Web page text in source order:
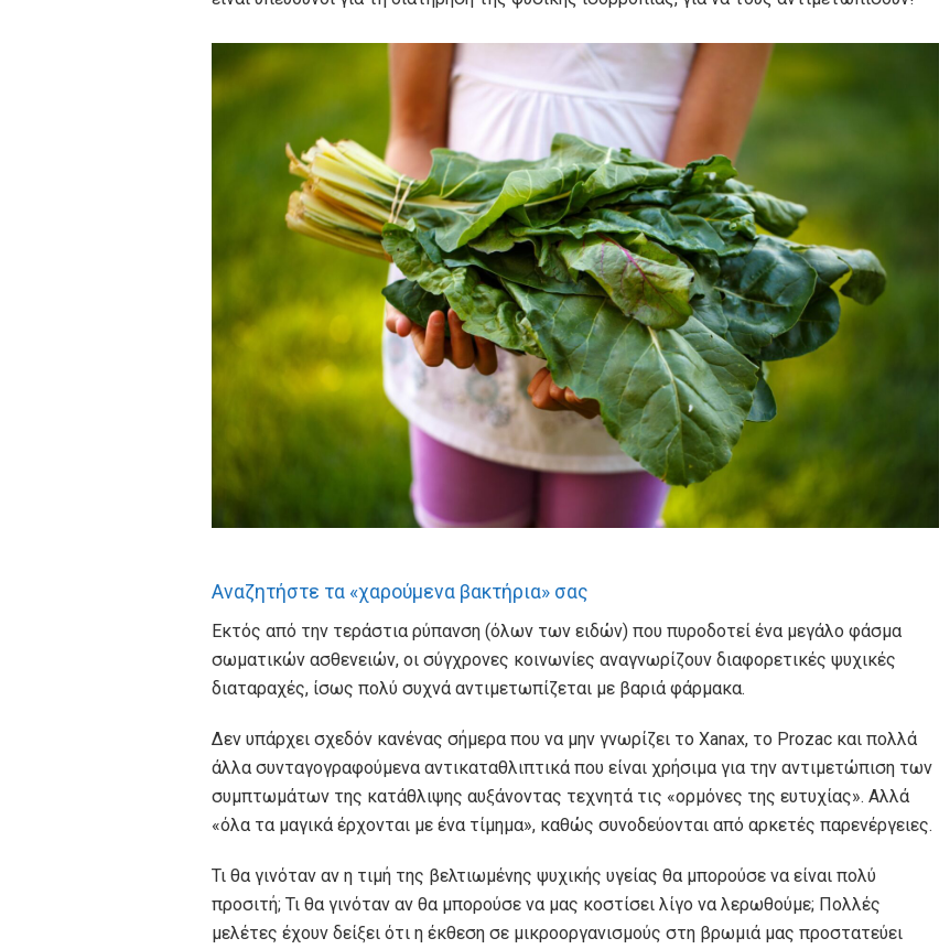
Αναζητήστε τα «χαρούμενα βακτήρια» σας
Εκτός από την τεράστια ρύπανση (όλων των ειδών) που πυροδοτεί ένα μεγάλο φάσμα
σωματικών ασθενειών, οι σύγχρονες κοινωνίες αναγνωρίζουν διαφορετικές ψυχικές
διαταραχές, ίσως πολύ συχνά αντιμετωπίζεται με βαριά φάρμακα.
Δεν υπάρχει σχεδόν κανένας σήμερα που να μην γνωρίζει το Xanax, το Prozac και πολλά
άλλα συνταγογραφούμενα αντικαταθλιπτικά που είναι χρήσιμα για την αντιμετώπιση των
συμπτωμάτων της κατάθλιψης αυξάνοντας τεχνητά τις «ορμόνες της ευτυχίας». Αλλά
«όλα τα μαγικά έρχονται με ένα τίμημα», καθώς συνοδεύονται από αρκετές παρενέργειες.
Τι θα γινόταν αν η τιμή της βελτιωμένης ψυχικής υγείας θα μπορούσε να είναι πολύ
προσιτή; Τι θα γινόταν αν θα μπορούσε να μας κοστίσει λίγο να λερωθούμε; Πολλές
μελέτες έχουν δείξει ότι η έκθεση σε μικροοργανισμούς στη βρωμιά μας προστατεύει